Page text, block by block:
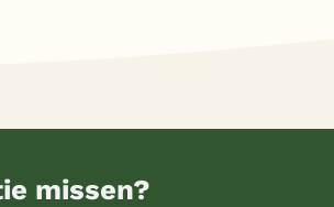
missen?